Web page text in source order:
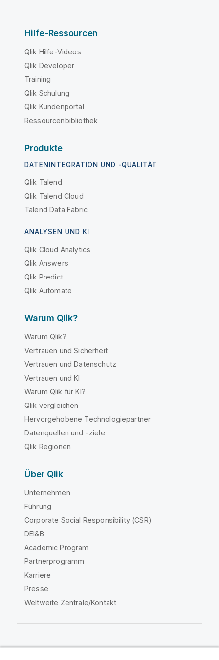
Hilfe-Ressourcen
Qlik Hilfe-Videos
Qlik Developer
Training
Qlik Schulung
Qlik Kundenportal
Ressourcenbibliothek
Produkte
DATENINTEGRATION UND -QUALITÄT
Qlik Talend
Qlik Talend Cloud
Talend Data Fabric
ANALYSEN UND KI
Qlik Cloud Analytics
Qlik Answers
Qlik Predict
Qlik Automate
Warum Qlik?
Warum Qlik?
Vertrauen und Sicherheit
Vertrauen und Datenschutz
Vertrauen und KI
Warum Qlik für KI?
Qlik vergleichen
Hervorgehobene Technologiepartner
Datenquellen und -ziele
Qlik Regionen
Über Qlik
Unternehmen
Führung
Corporate Social Responsibility (CSR)
DEI&B
Academic Program
Partnerprogramm
Karriere
Presse
Weltweite Zentrale/Kontakt